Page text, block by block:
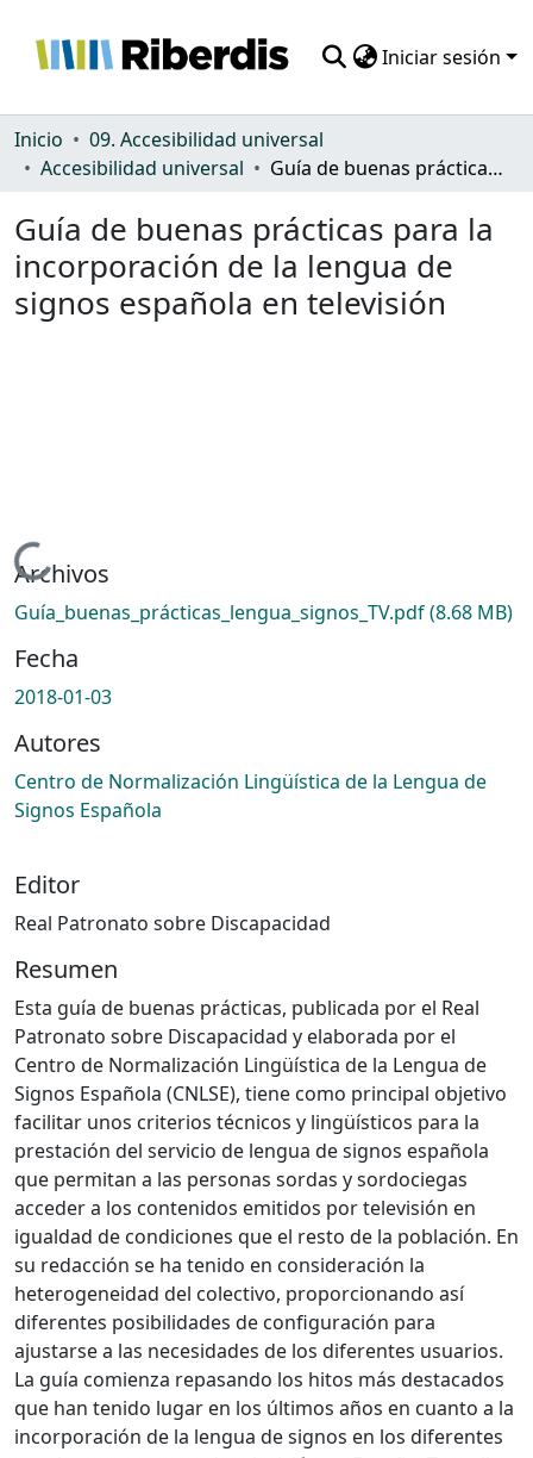
Iniciar sesión
Comunidades
Estadísticas
Inicio
09. Accesibilidad universal
Accesibilidad universal
Guía de buenas prácticas para la incorporación de la lengua de signos española en televisión
Guía de buenas prácticas para la
incorporación de la lengua de
signos española en televisión
Cargando...
Archivos
Guía_buenas_prácticas_lengua_signos_TV.pdf(8.68 MB)
Fecha
2018-01-03
Autores
Centro de Normalización Lingüística de la Lengua de
Signos Española
Editor
Real Patronato sobre Discapacidad
Resumen
Esta guía de buenas prácticas, publicada por el Real
Patronato sobre Discapacidad y elaborada por el
Centro de Normalización Lingüística de la Lengua de
Signos Española (CNLSE), tiene como principal objetivo
facilitar unos criterios técnicos y lingüísticos para la
prestación del servicio de lengua de signos española
que permitan a las personas sordas y sordociegas
acceder a los contenidos emitidos por televisión en
igualdad de condiciones que el resto de la población. En
su redacción se ha tenido en consideración la
heterogeneidad del colectivo, proporcionando así
diferentes posibilidades de configuración para
ajustarse a las necesidades de los diferentes usuarios.
La guía comienza repasando los hitos más destacados
que han tenido lugar en los últimos años en cuanto a la
incorporación de la lengua de signos en los diferentes